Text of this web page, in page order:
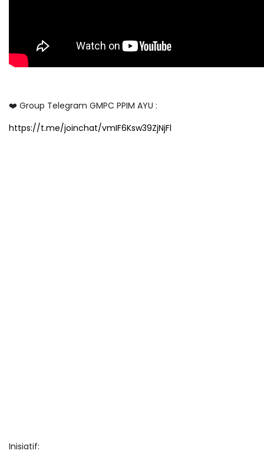
❤️ Group Telegram GMPC PPIM AYU :
https://t.me/joinchat/vmIF6Ksw39ZjNjFl
Inisiatif: